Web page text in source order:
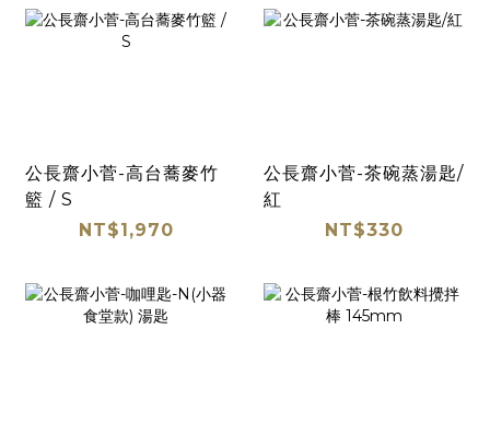
公長齋小菅-高台蕎麥竹
籃 / S
NT$1,970
公長齋小菅-茶碗蒸湯匙/
紅
NT$330